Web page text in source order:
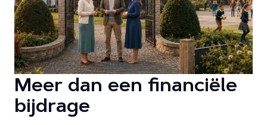
Meer dan een financiële
bijdrage